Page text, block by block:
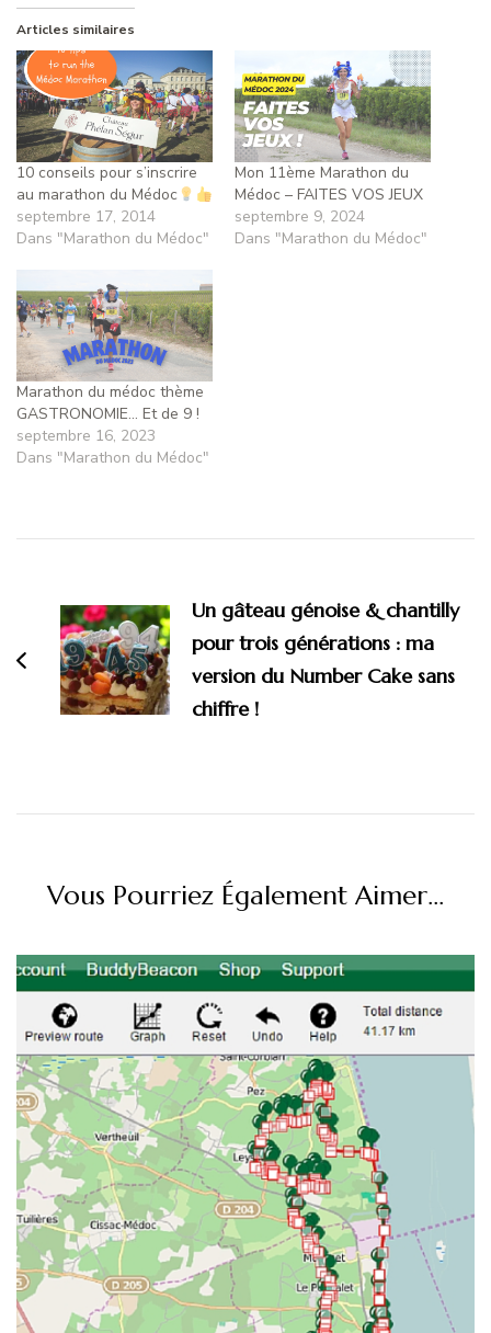
Articles similaires
10 conseils pour s’inscrire
au marathon du Médoc
septembre 17, 2014
Dans "Marathon du Médoc"
Mon 11ème Marathon du
Médoc – FAITES VOS JEUX
septembre 9, 2024
Dans "Marathon du Médoc"
Marathon du médoc thème
GASTRONOMIE… Et de 9 !
septembre 16, 2023
Dans "Marathon du Médoc"
Un gâteau génoise & chantilly
pour trois générations : ma
version du Number Cake sans
chiffre !
Vous Pourriez Également Aimer...